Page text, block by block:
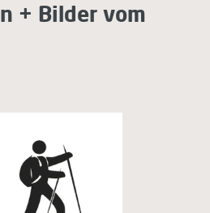
+ Bilder vom